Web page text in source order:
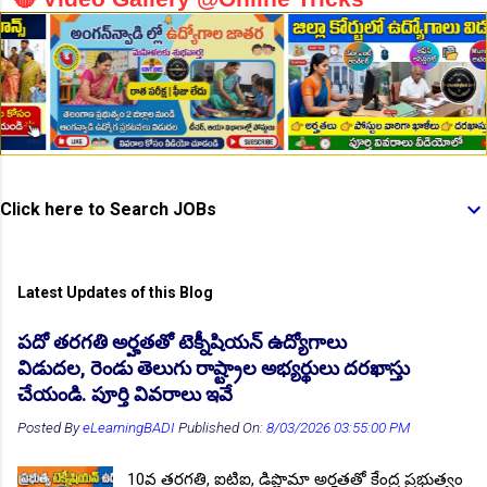
👆Online Applications Ends on 10-August-2026
👆Online Applications Ends on 10-August-2026
Click here to Search JOBs
Latest Updates of this Blog
పదో తరగతి అర్హతతో టెక్నీషియన్ ఉద్యోగాలు
విడుదల, రెండు తెలుగు రాష్ట్రాల అభ్యర్థులు దరఖాస్తు
చేయండి. పూర్తి వివరాలు ఇవే
Posted ByeLearningBADI Published On:8/03/2026 03:55:00 PM
10వ తరగతి, ఐటిఐ, డిప్లొమా అర్హతతో కేంద్ర ప్రభుత్వం